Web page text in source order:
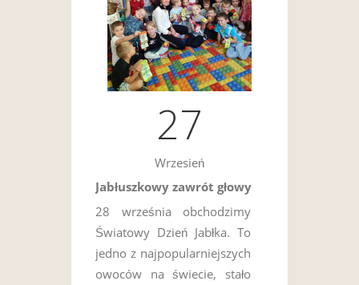
27
Wrzesień
Jabłuszkowy zawrót głowy
28 września obchodzimy
Światowy Dzień Jabłka. To
jedno z najpopularniejszych
owoców na świecie, stało